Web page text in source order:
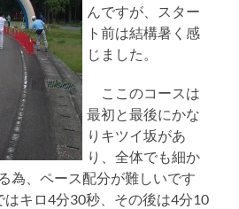
んですが、スター
ト前は結構暑く感
じました。
ここのコースは
最初と最後にかな
りキツイ坂があ
り、全体でも細か
為、ペース配分が難しいです
はキロ4分30秒、その後は4分10